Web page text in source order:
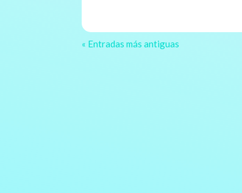
« Entradas más antiguas